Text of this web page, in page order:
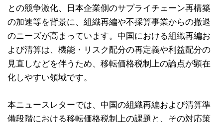
との競争激化、日本企業側のサプライチェーン再構築
の加速等を背景に、組織再編や不採算事業からの撤退
のニーズが高まっています。中国における組織再編お
よび清算は、機能・リスク配分の再定義や利益配分の
見直しなどを伴うため、移転価格税制上の論点が顕在
化しやすい領域です。
本ニュースレターでは、中国の組織再編および清算準
備段階における移転価格税制上の課題と、その対応策